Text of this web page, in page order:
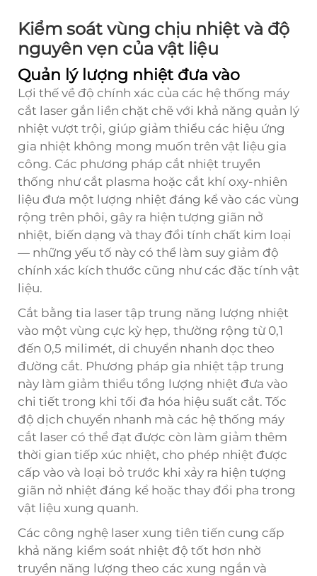
Kiểm soát vùng chịu nhiệt và độ
nguyên vẹn của vật liệu
Quản lý lượng nhiệt đưa vào
Lợi thế về độ chính xác của các hệ thống máy
cắt laser gắn liền chặt chẽ với khả năng quản lý
nhiệt vượt trội, giúp giảm thiểu các hiệu ứng
gia nhiệt không mong muốn trên vật liệu gia
công. Các phương pháp cắt nhiệt truyền
thống như cắt plasma hoặc cắt khí oxy-nhiên
liệu đưa một lượng nhiệt đáng kể vào các vùng
rộng trên phôi, gây ra hiện tượng giãn nở
nhiệt, biến dạng và thay đổi tính chất kim loại
— những yếu tố này có thể làm suy giảm độ
chính xác kích thước cũng như các đặc tính vật
liệu.
Cắt bằng tia laser tập trung năng lượng nhiệt
vào một vùng cực kỳ hẹp, thường rộng từ 0,1
đến 0,5 milimét, di chuyển nhanh dọc theo
đường cắt. Phương pháp gia nhiệt tập trung
này làm giảm thiểu tổng lượng nhiệt đưa vào
chi tiết trong khi tối đa hóa hiệu suất cắt. Tốc
độ dịch chuyển nhanh mà các hệ thống máy
cắt laser có thể đạt được còn làm giảm thêm
thời gian tiếp xúc nhiệt, cho phép nhiệt được
cấp vào và loại bỏ trước khi xảy ra hiện tượng
giãn nở nhiệt đáng kể hoặc thay đổi pha trong
vật liệu xung quanh.
Các công nghệ laser xung tiên tiến cung cấp
khả năng kiểm soát nhiệt độ tốt hơn nhờ
truyền năng lượng theo các xung ngắn và